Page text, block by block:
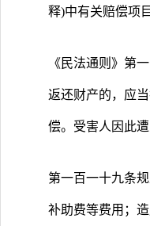
释)中有关赔偿项
《民法通则》第
返还财产的，应
偿。受害人因此
第一百一十九条
补助费等费用；